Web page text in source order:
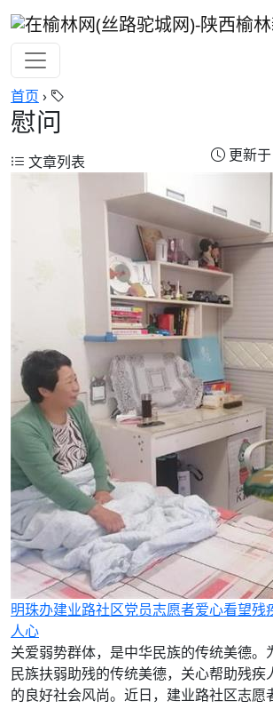
首页 ›
慰问
更新
文章列表
明珠办建业路社区党员志愿者爱心看望残
人心
关爱弱势群体，是中华民族的传统美德。
民族扶弱助残的传统美德，关心帮助残疾
的良好社会风尚。近日，建业路社区志愿